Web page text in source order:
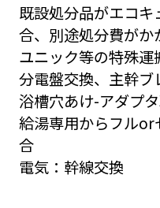
既設処分品がエコ
合、別途処分費がか
ユニック等の特殊運
分電盤交換、主幹ブ
浴槽穴あけ-アダプ
給湯専用からフルor
合
電気：幹線交換